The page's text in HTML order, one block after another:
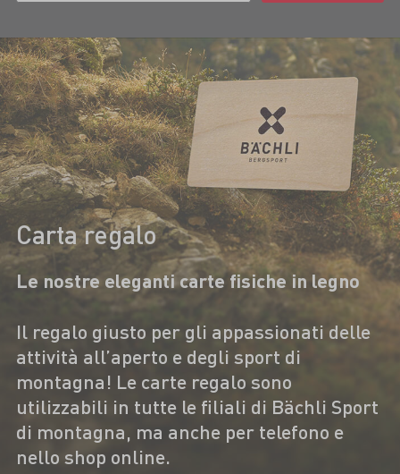
Carta regalo
Le nostre eleganti carte fisiche in legno
Il regalo giusto per gli appassionati delle
attività all’aperto e degli sport di
montagna! Le carte regalo sono
utilizzabili in tutte le filiali di Bächli Sport
di montagna, ma anche per telefono e
nello shop online.